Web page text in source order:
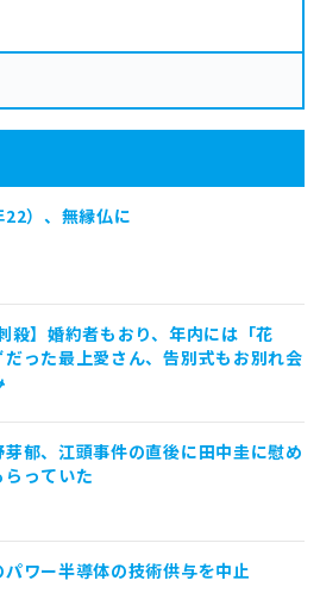
）、無縁仏に
殺】婚約者もおり、年内には「花
った最上愛さん、告別式もお別れ会
芽郁、江頭事件の直後に田中圭に慰め
っていた
ワー半導体の技術供与を中止